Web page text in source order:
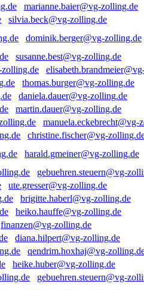
marianne.baier@vg-zolling.de
silvia.beck@vg-zolling.de
dominik.berger@vg-zolling.de
susanne.best@vg-zolling.de
thomas.burger@vg-zolling.de
daniela.dauer@vg-zolling.de
martin.dauer@vg-zolling.de
manuela.eckebrecht@vg-
christine.fischer@vg-
harald.gmeiner@vg-zolling.de
gebuehren.steuern@vg-
ute.gresser@vg-zolling.de
brigitte.haberl@vg-zolling.de
heiko.hauffe@vg-zolling.de
finanzen@vg-zolling.de
diana.hilpert@vg-zolling.de
qendrim.hoxhaj@vg-
heike.huber@vg-zolling.de
gebuehren.steuern@vg-